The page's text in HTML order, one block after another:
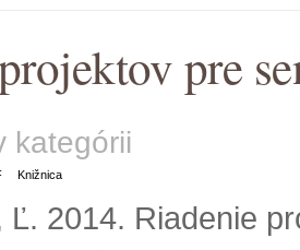
pre
kategórii
Knižnica
Ľ. 2014. Riadenie